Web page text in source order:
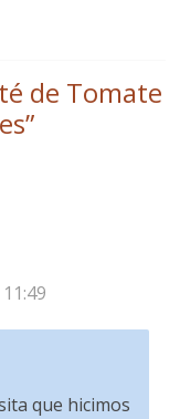
de Tomate
”
que hicimos